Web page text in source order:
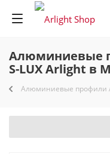
Алюминиевые
S-LUX Arlight в
Алюминиевые профили